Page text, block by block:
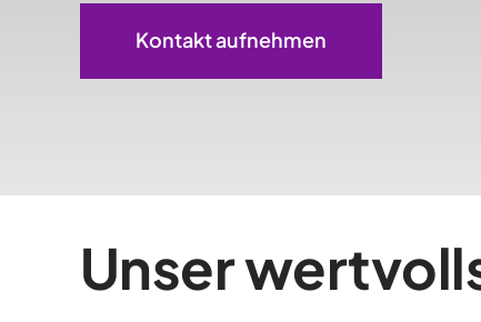
Kontakt aufnehmen
Unser